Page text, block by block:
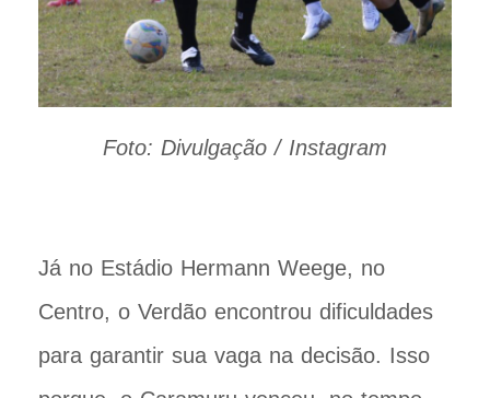
Foto: Divulgação / Instagram
Já no Estádio Hermann Weege, no
Centro, o Verdão encontrou dificuldades
para garantir sua vaga na decisão. Isso